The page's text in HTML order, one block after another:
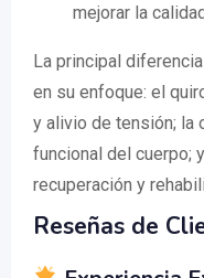
mejorar la
La principal
en su enfoque: el
y alivio de tensión; la
funcional del cuerpo;
recuperación y
Reseñas de